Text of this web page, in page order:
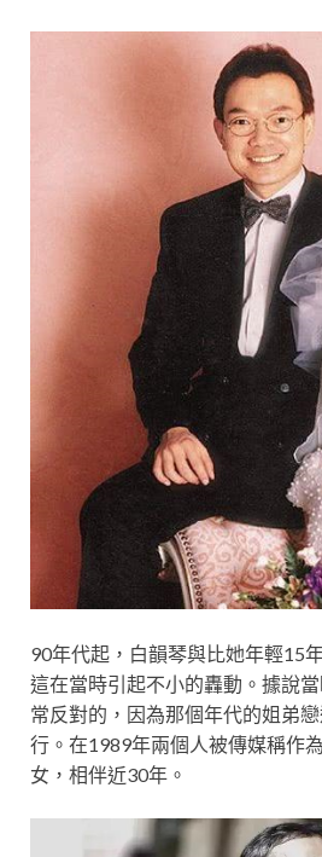
90年代起，白韻琴與比她年輕15
這在當時引起不小的轟動。據說
常反對的，因為那個年代的姐弟
行。在1989年兩個人被傳媒稱作
女，相伴近30年。